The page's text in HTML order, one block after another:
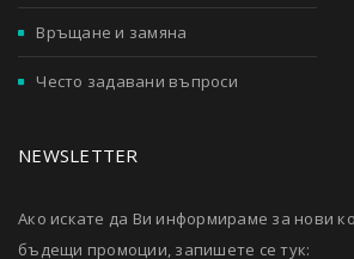
Връщане и замяна
Често задавани въпроси
NEWSLETTER
Ако искате да Ви информираме за нови
бъдещи промоции, запишете се тук: